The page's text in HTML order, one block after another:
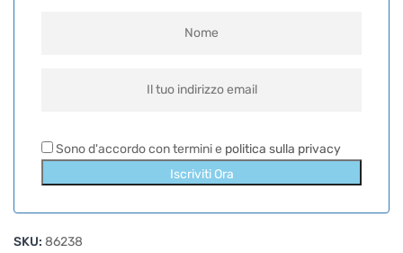
Sono d'accordo con termini e politica sulla privacy
Iscriviti Ora
SKU: 86238